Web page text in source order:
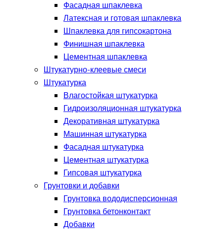
Фасадная шпаклевка
Латексная и готовая шпаклевка
Шпаклевка для гипсокартона
Финишная шпаклевка
Цементная шпаклевка
Штукатурно-клеевые смеси
Штукатурка
Влагостойкая штукатурка
Гидроизоляционная штукатурка
Декоративная штукатурка
Машинная штукатурка
Фасадная штукатурка
Цементная штукатурка
Гипсовая штукатурка
Грунтовки и добавки
Грунтовка вододисперсионная
Грунтовка бетонконтакт
Добавки